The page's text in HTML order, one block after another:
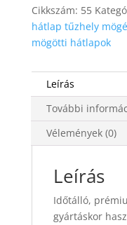
Cikkszám: 55
hátlap tűzhely mögé
mögötti hátlapok
Leírás
További
Vélemények (0)
Leírás
Időtálló,
gyártáskor